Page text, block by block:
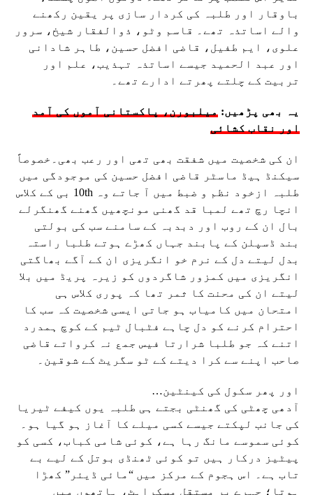
باوقار اور طلبہ کی کردار سازی پر یقین رکھنے
والے اساتذہ تھے۔ قاسم وٹو، ذوالفقار شیخ، سرور
علوی، ایم طفیل، قاضی افضل حسین، طاہر شادانی
اور عبد الحمید جیسے اساتذہ تہذیب، علم اور
تربیت کے چلتے پھرتے ادارے تھے۔
یہ بھی پڑھیں: میلبورن، پاکستانی آموں کی آمد
اور نقاب کشائی
ان کی شخصیت میں شفقت بھی تھی اور رعب بھی۔خصوصاً
سیکنڈ ہیڈ ماسٹر قاضی افضل حسین کی موجودگی میں
طلبہ ازخود نظم و ضبط میں آ جاتے وہ 10th بی کے کلاس
انچا رچ تھے لمبا قد گھنی مونچھیں گھنے گھنگرلے
بال ان کے روب اور دبدبہ کے سامنے سب کی بولتی
بند ڈسپلن کے پابند جہاں کھڑے ہوتے طلبا راستہ
بدل لیتے دل کے نرم خو انگریزی ان کے آگے بھاگتی
انگریزی میں کمزور شاگردوں کو زیرہ پریڈ میں بلا
لیتے ان کی محنت کا ثمر تھا کہ پوری کلاس ہی
امتحان میں کامیاب ہو جاتی ایسی شخصیت کہ سب کا
احترام کرنے کو دل چاہے فٹبال ٹیم کے کوچ ہمدرد
اتنے کہ جو طلبا شرارتا فیس جمع نہ کرواتے قاضی
صاحب اپنے سے کرا دیتے کے ٹو سگریٹ کے شوقین۔
اور پھر سکول کی کینٹین…
آدھی چھٹی کی گھنٹی بجتے ہی طلبہ یوں کیفے ٹیریا
کی جانب لپکتے جیسے کسی میلے کا آغاز ہو گیا ہو۔
کوئی سموسے مانگ رہا ہے، کوئی شامی کباب، کسی کو
پیٹیز درکار ہیں تو کوئی ٹھنڈی بوتل کے لیے بے
تاب ہے۔ اس ہجوم کے مرکز میں “مائی ڈیئر” کھڑا
ہوتا؛ چہرے پر مستقل مسکراہٹ، ہاتھوں میں